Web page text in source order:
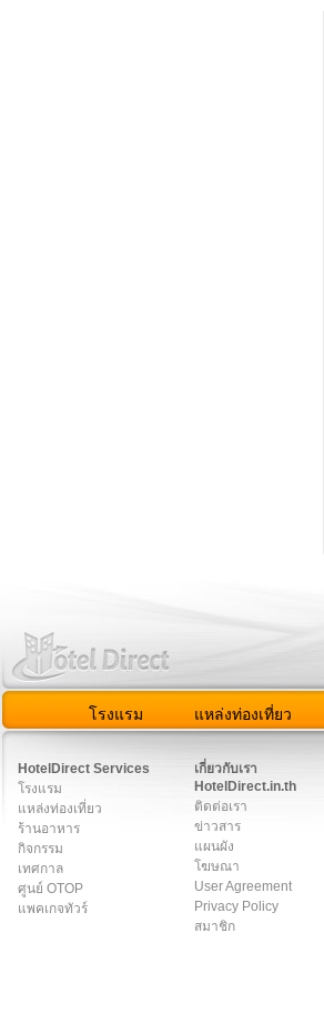
โรงแรม แหล่งท่องเที่ยว
HotelDirect Services
โรงแรม
แหล่งท่องเที่ยว
ร้านอาหาร
กิจกรรม
เทศกาล
ศูนย์ OTOP
แพคเกจทัวร์
เกี่ยวกับเรา
HotelDirect.in.th
ติดต่อเรา
ข่าวสาร
แผนผัง
โฆษณา
User Agreement
Privacy Policy
สมาชิก